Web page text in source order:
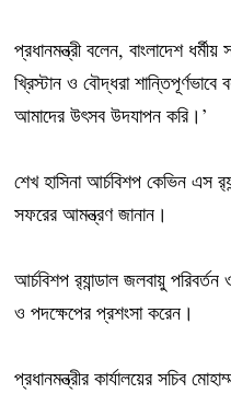
প্রধানমন্ত্রী বলেন, বাংলাদেশ
খ্রিস্টান ও বৌদ্ধরা
আমাদের উৎসব উদযাপন করি।’
শেখ হাসিনা আর্চবিশপ কেভিন এস
সফরের আমন্ত্রণ জানান।
আর্চবিশপ র‌্যান্ডাল জলবায়ু
ও পদক্ষেপের প্রশংসা করেন।
প্রধানমন্ত্রীর কার্যালয়ের সচিব